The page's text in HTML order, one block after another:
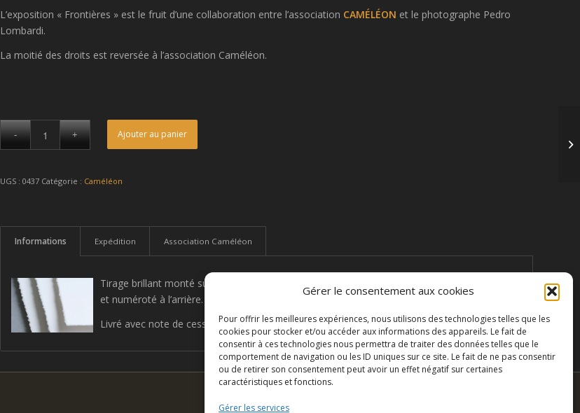
Gérer le consentement aux cookies
Pour offrir les meilleures expériences, nous utilisons des technologies telles que les
cookies pour stocker et/ou accéder aux informations des appareils. Le fait de
consentir à ces technologies nous permettra de traiter des données telles que le
comportement de navigation ou les ID uniques sur ce site. Le fait de ne pas consentir
ou de retirer son consentement peut avoir un effet négatif sur certaines
caractéristiques et fonctions.
Gérer les services
L’exposition « Frontières » est le fruit d’une collaboration entre l’association CAMÉLÉON et le photographe Pedro
Lombardi.
La moitié des droits est reversée à l’association Caméléon.
Ajouter au panier
UGS :0437 Catégorie : Caméléon
Informations Expédition Association Caméléon
Tirage brillant monté sur aluminium, plastifié mate, système d’accroche en aluminium, signé
et numéroté à l’arrière.
Livré avec note de cession d’œuvre (facture, TVA 5,5% incluse dans le prix).